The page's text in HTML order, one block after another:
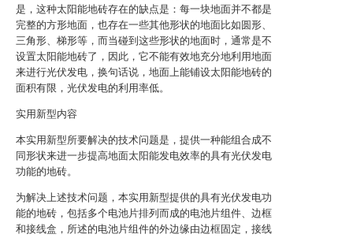
是，这种太阳能地砖存在的缺点是：每一块地面并不都是
完整的方形地面，也存在一些其他形状的地面比如圆形、
三角形、梯形等，而当碰到这些形状的地面时，通常是不
设置太阳能地砖了，因此，它不能有效地充分地利用地面
来进行光伏发电，换句话说，地面上能铺设太阳能地砖的
面积有限，光伏发电的利用率低。
实用新型内容
本实用新型所要解决的技术问题是，提供一种能组合成不
同形状来进一步提高地面太阳能发电效率的具有光伏发电
功能的地砖。
为解决上述技术问题，本实用新型提供的具有光伏发电功
能的地砖，包括多个电池片排列而成的电池片组件、边框
和接线盒，所述的电池片组件的外边缘由边框固定，接线